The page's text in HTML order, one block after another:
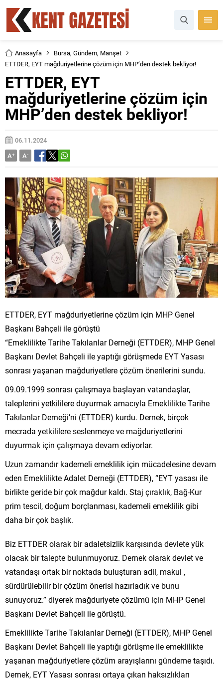
Anasayfa Bursa, Gündem, Manşet
ETTDER, EYT mağduriyetlerine çözüm için MHP’den destek bekliyor!
ETTDER, EYT
mağduriyetlerine çözüm için
MHP’den destek bekliyor!
06.11.2024
A+ A-
ETTDER, EYT mağduriyetlerine çözüm için MHP Genel
Başkanı Bahçeli ile görüştü
“Emeklilikte Tarihe Takılanlar Derneği (ETTDER), MHP Genel
Başkanı Devlet Bahçeli ile yaptığı görüşmede EYT Yasası
sonrası yaşanan mağduriyetlere çözüm önerilerini sundu.
09.09.1999 sonrası çalışmaya başlayan vatandaşlar,
taleplerini yetkililere duyurmak amacıyla Emeklilikte Tarihe
Takılanlar Derneği’ni (ETTDER) kurdu. Dernek, birçok
mecrada yetkililere seslenmeye ve mağduriyetlerini
duyurmak için çalışmaya devam ediyorlar.
Uzun zamandır kademeli emeklilik için mücadelesine devam
eden Emeklilikte Adalet Derneği (ETTDER), “EYT yasası ile
birlikte geride bir çok mağdur kaldı. Staj çıraklık, Bağ-Kur
prim tescil, doğum borçlanması, kademeli emeklilik gibi
daha bir çok başlık.
Biz ETTDER olarak bir adaletsizlik karşısında devlete yük
olacak bir talepte bulunmuyoruz. Dernek olarak devlet ve
vatandaşı ortak bir noktada buluşturan adil, makul ,
sürdürülebilir bir çözüm önerisi hazırladık ve bunu
sunuyoruz.” diyerek mağduriyete çözümü için MHP Genel
Başkanı Devlet Bahçeli ile görüştü.
Emeklilikte Tarihe Takılanlar Derneği (ETTDER), MHP Genel
Başkanı Devlet Bahçeli ile yaptığı görüşme ile emeklilikte
yaşanan mağduriyetlere çözüm arayışlarını gündeme taşıdı.
Dernek, EYT Yasası sonrası ortaya çıkan haksızlıkları